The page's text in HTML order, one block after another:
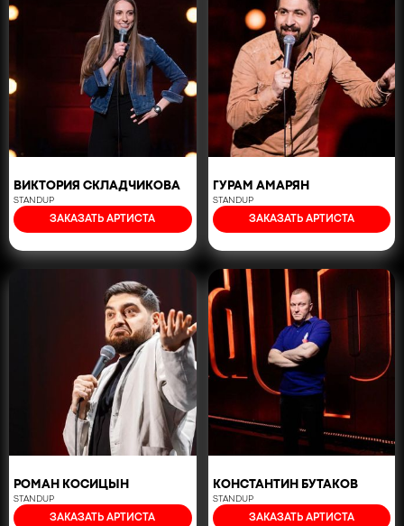
ВИКТОРИЯ СКЛАДЧИКОВА
STANDUP
ЗАКАЗАТЬ АРТИСТА
ГУРАМ АМАРЯН
STANDUP
ЗАКАЗАТЬ АРТИСТА
РОМАН КОСИЦЫН
STANDUP
ЗАКАЗАТЬ АРТИСТА
КОНСТАНТИН БУТАКОВ
STANDUP
ЗАКАЗАТЬ АРТИСТА